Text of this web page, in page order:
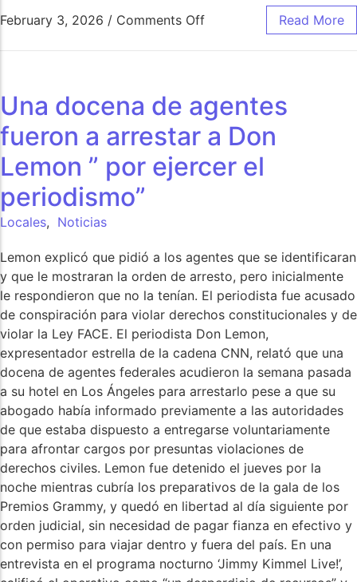
February 3, 2026 / Comments Off Read More
Una docena de agentes
fueron a arrestar a Don
Lemon ” por ejercer el
periodismo”
Locales, Noticias
Lemon explicó que pidió a los agentes que se identificaran
y que le mostraran la orden de arresto, pero inicialmente
le respondieron que no la tenían. El periodista fue acusado
de conspiración para violar derechos constitucionales y de
violar la Ley FACE. El periodista Don Lemon,
expresentador estrella de la cadena CNN, relató que una
docena de agentes federales acudieron la semana pasada
a su hotel en Los Ángeles para arrestarlo pese a que su
abogado había informado previamente a las autoridades
de que estaba dispuesto a entregarse voluntariamente
para afrontar cargos por presuntas violaciones de
derechos civiles. Lemon fue detenido el jueves por la
noche mientras cubría los preparativos de la gala de los
Premios Grammy, y quedó en libertad al día siguiente por
orden judicial, sin necesidad de pagar fianza en efectivo y
con permiso para viajar dentro y fuera del país. En una
entrevista en el programa nocturno ‘Jimmy Kimmel Live!’,